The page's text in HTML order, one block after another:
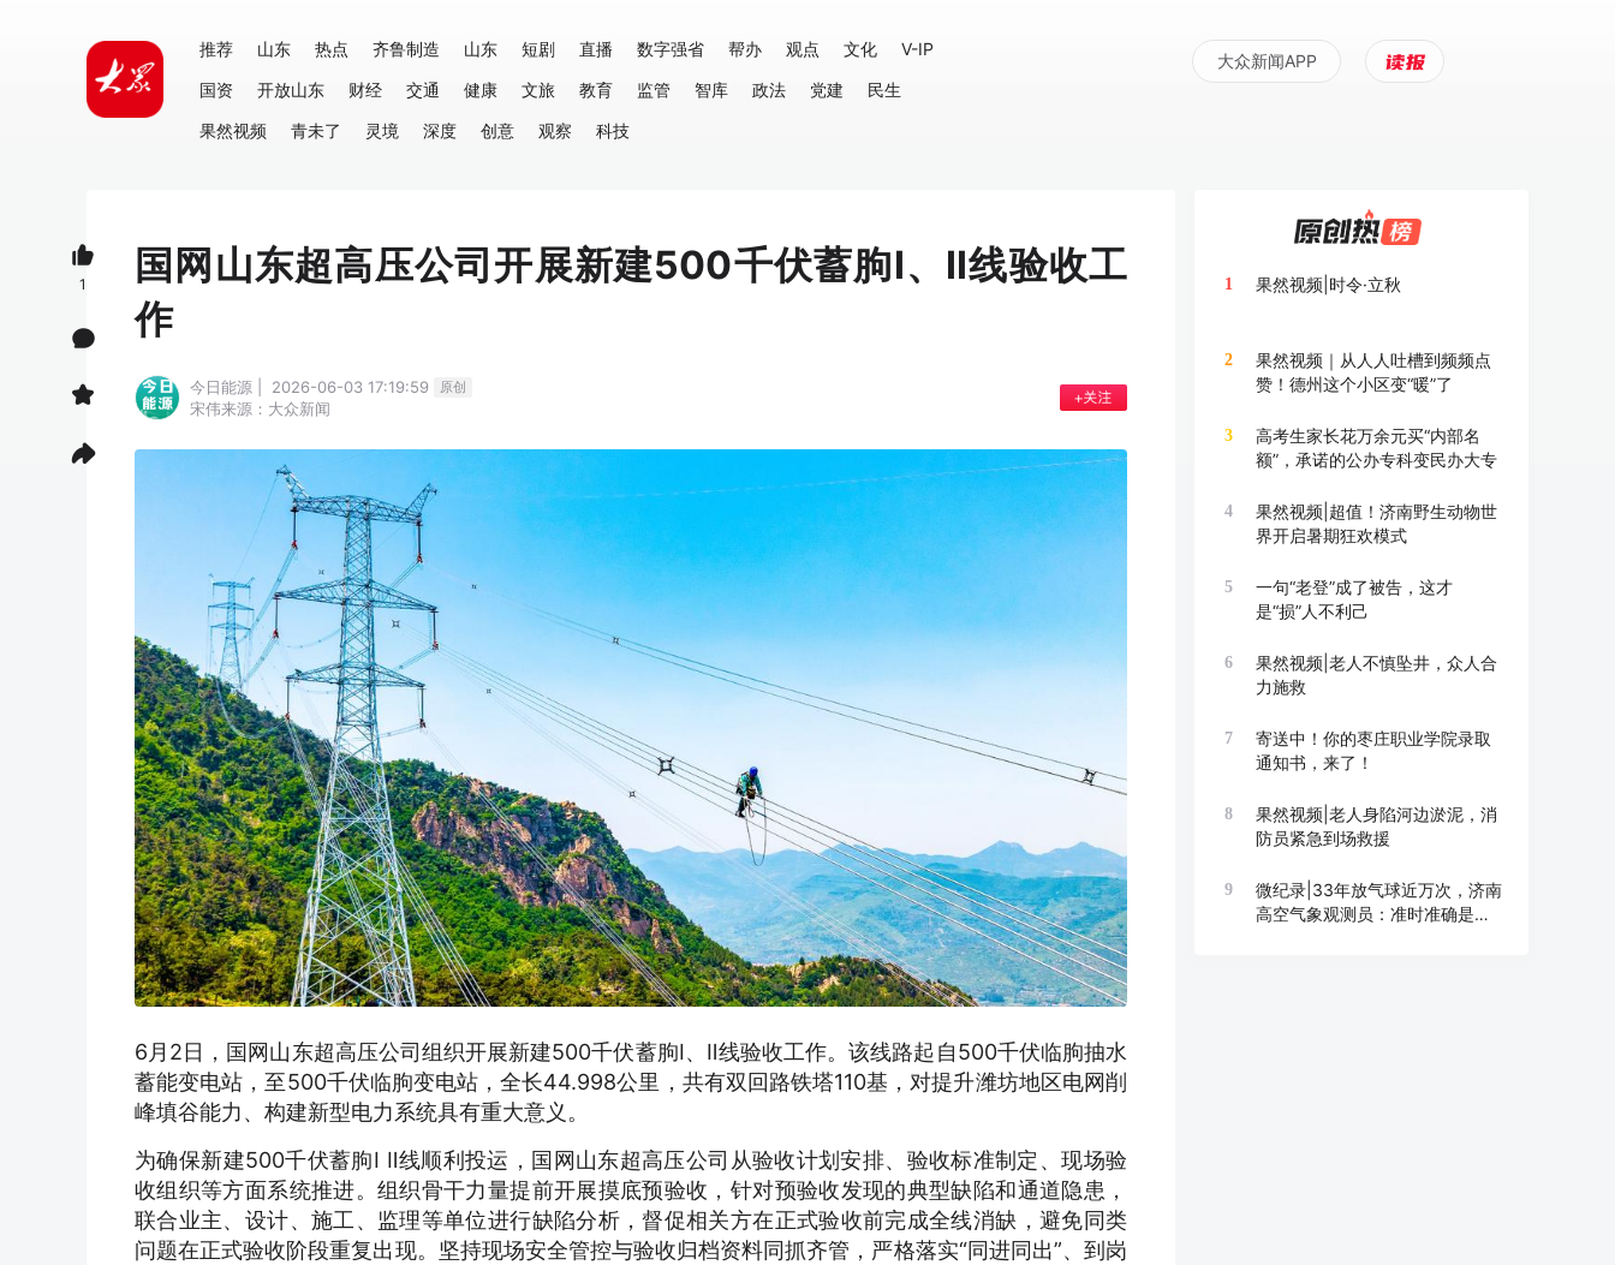
推荐 山东 热点 齐鲁制造 山东 短剧 直播 数字强省 帮办 观点 文化
V-IP
国资
开放山东 财经 交通 健康 文旅 教育 监管 智库 政法 党建
民生
果然视频
青未了 灵境 深度 创意 观察 科技
大众新闻APP
国网山东超高压公司开展新建500千伏蓄朐Ⅰ、Ⅱ线验收工
作
今日能源 | 2026-06-03 17:19:59 原创
宋伟来源：大众新闻
6月2日，国网山东超高压公司组织开展新建500千伏蓄朐Ⅰ、Ⅱ线验收工作。该线路起自500千伏临朐抽水
蓄能变电站，至500千伏临朐变电站，全长44.998公里，共有双回路铁塔110基，对提升潍坊地区电网削
峰填谷能力、构建新型电力系统具有重大意义。
为确保新建500千伏蓄朐Ⅰ Ⅱ线顺利投运，国网山东超高压公司从验收计划安排、验收标准制定、现场验
收组织等方面系统推进。组织骨干力量提前开展摸底预验收，针对预验收发现的典型缺陷和通道隐患，
联合业主、设计、施工、监理等单位进行缺陷分析，督促相关方在正式验收前完成全线消缺，避免同类
问题在正式验收阶段重复出现。坚持现场安全管控与验收归档资料同抓齐管，严格落实“同进同出”、到岗
1 1 果然视频|时令·立秋
2
果然视频｜从人人吐槽到频频点
赞！德州这个小区变“暖”了
3
高考生家长花万余元买“内部名
额”，承诺的公办专科变民办大专
4
果然视频|超值！济南野生动物世
界开启暑期狂欢模式
5
一句“老登”成了被告，这才
是“损”人不利己
6
果然视频|老人不慎坠井，众人合
力施救
7
寄送中！你的枣庄职业学院录取
通知书，来了！
8
果然视频|老人身陷河边淤泥，消
防员紧急到场救援
9
微纪录|33年放气球近万次，济南
高空气象观测员：准时准确是底